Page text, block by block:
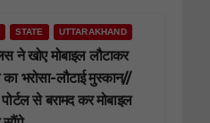
STATE UTTARAKHAND
ने खोए मोबाइल लौटाकर
भरोसा-लौटाई मुस्कान//
से बरामद कर मोबाइल